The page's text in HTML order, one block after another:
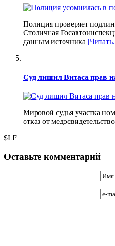
Полиция проверяет
Столичная
данным источника
Суд лишил Витаса прав
Мировой судья участка
отказ от
$LF
Оставьте комментарий
Имя
e-